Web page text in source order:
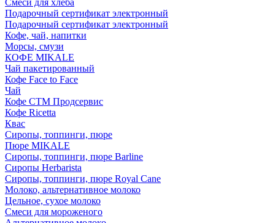
Смеси для хлеба
Подарочный сертификат электронный
Подарочный сертификат электронный
Кофе, чай, напитки
Морсы, смузи
КОФЕ MIKALE
Чай пакетированный
Кофе Face to Face
Чай
Кофе СТМ Продсервис
Кофе Ricetta
Квас
Сиропы, топпинги, пюре
Пюре MIKALE
Сиропы, топпинги, пюре Barline
Сиропы Herbarista
Сиропы, топпинги, пюре Royal Cane
Молоко, альтернативное молоко
Цельное, сухое молоко
Смеси для мороженого